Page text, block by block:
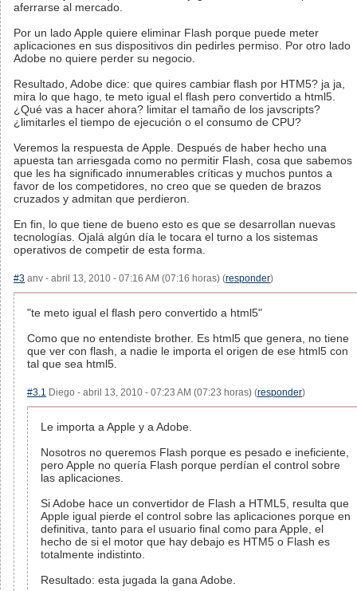
aferrarse al mercado.
Por un lado Apple quiere eliminar Flash porque puede meter
aplicaciones en sus dispositivos din pedirles permiso. Por otro lado
Adobe no quiere perder su negocio.
Resultado, Adobe dice: que quires cambiar flash por HTM5? ja ja,
mira lo que hago, te meto igual el flash pero convertido a html5.
¿Qué vas a hacer ahora? limitar el tamaño de los javscripts?
¿limitarles el tiempo de ejecución o el consumo de CPU?
Veremos la respuesta de Apple. Después de haber hecho una
apuesta tan arriesgada como no permitir Flash, cosa que sabemos
que les ha significado innumerables críticas y muchos puntos a
favor de los competidores, no creo que se queden de brazos
cruzados y admitan que perdieron.
En fin, lo que tiene de bueno esto es que se desarrollan nuevas
tecnologías. Ojalá algún día le tocara el turno a los sistemas
operativos de competir de esta forma.
#3 anv - abril 13, 2010 - 07:16 AM (07:16 horas) (responder)
"te meto igual el flash pero convertido a html5"
Como que no entendiste brother. Es html5 que genera, no tiene
que ver con flash, a nadie le importa el origen de ese html5 con
tal que sea html5.
#3.1 Diego - abril 13, 2010 - 07:23 AM (07:23 horas) (responder)
Le importa a Apple y a Adobe.
Nosotros no queremos Flash porque es pesado e ineficiente,
pero Apple no quería Flash porque perdían el control sobre
las aplicaciones.
Si Adobe hace un convertidor de Flash a HTML5, resulta que
Apple igual pierde el control sobre las aplicaciones porque en
definitiva, tanto para el usuario final como para Apple, el
hecho de si el motor que hay debajo es HTM5 o Flash es
totalmente indistinto.
Resultado: esta jugada la gana Adobe.